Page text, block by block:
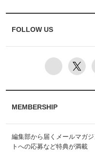
FOLLOW US
MEMBERSHIP
編集部から届くメールマガ
トへの応募など特典が満載